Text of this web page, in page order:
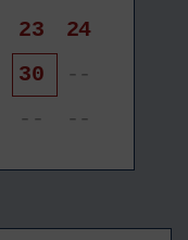
23
24
30
--
-- --